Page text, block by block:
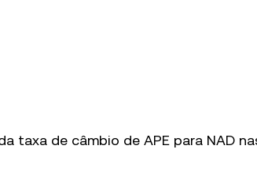
taxa de câmbio de APE para NAD